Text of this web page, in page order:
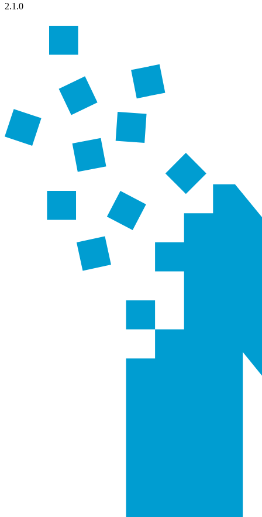
2.1.0